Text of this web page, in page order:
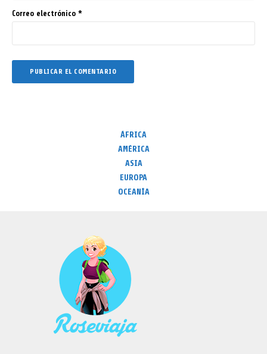
Correo electrónico *
ÁFRICA
AMÉRICA
ASIA
EUROPA
OCEANÍA